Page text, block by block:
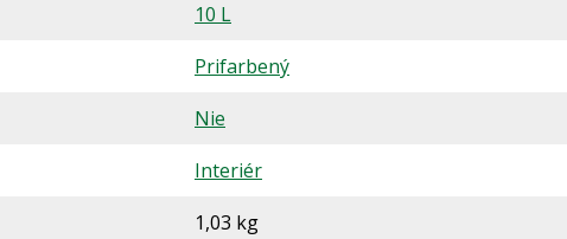
10 L
Prifarbený
Nie
Interiér
1,03 kg